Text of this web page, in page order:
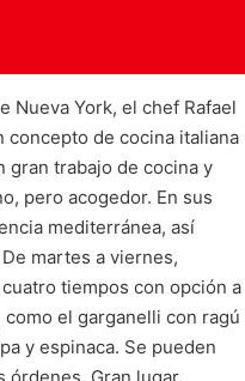
Nueva York, el chef Rafael
concepto de cocina italiana
gran trabajo de cocina y
pero acogedor. En sus
mediterránea, así
martes a viernes,
tiempos con opción a
el garganelli con ragú
y espinaca. Se pueden